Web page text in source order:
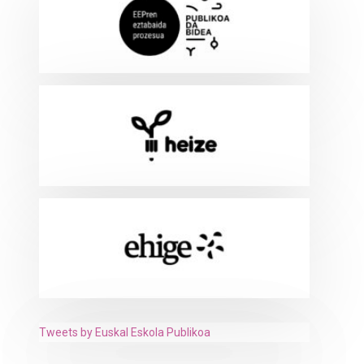
Tweets by Euskal Eskola Publikoa